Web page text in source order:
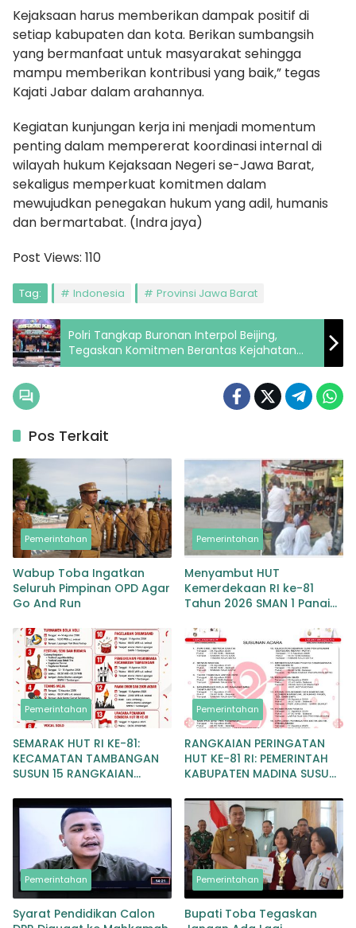
Kejaksaan harus memberikan dampak positif di
setiap kabupaten dan kota. Berikan sumbangsih
yang bermanfaat untuk masyarakat sehingga
mampu memberikan kontribusi yang baik,” tegas
Kajati Jabar dalam arahannya.
Kegiatan kunjungan kerja ini menjadi momentum
penting dalam mempererat koordinasi internal di
wilayah hukum Kejaksaan Negeri se-Jawa Barat,
sekaligus memperkuat komitmen dalam
mewujudkan penegakan hukum yang adil, humanis
dan bermartabat. (Indra jaya)
Post Views: 110
Tag: Indonesia Provinsi Jawa Barat
Polri Tangkap Buronan Interpol Beijing,
Tegaskan Komitmen Berantas Kejahatan
Transnasional
Pos Terkait
Pemerintahan
Wabup Toba Ingatkan
Seluruh Pimpinan OPD Agar
Go And Run
Pemerintahan
Menyambut HUT
Kemerdekaan RI ke-81
Tahun 2026 SMAN 1 Panai
Lomba Meriah
Pemerintahan
SEMARAK HUT RI KE-81:
KECAMATAN TAMBANGAN
SUSUN 15 RANGKAIAN
Pemerintahan
RANGKAIAN PERINGATAN
HUT KE-81 RI: PEMERINTAH
KABUPATEN MADINA SUSUN
DAN BERMAKNA
Pemerintahan
Syarat Pendidikan Calon
Pemerintahan
Bupati Toba Tegaskan